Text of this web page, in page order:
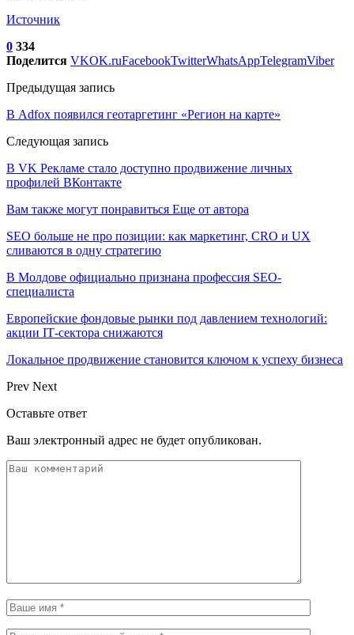
Источник
0 334
Поделится VKOK.ruFacebookTwitterWhatsAppTelegramViber
Предыдущая запись
В Adfox появился геотаргетинг «Регион на карте»
Следующая запись
В VK Рекламе стало доступно продвижение личных
профилей ВКонтакте
Вам также могут понравиться Еще от автора
SEO больше не про позиции: как маркетинг, CRO и UX
сливаются в одну стратегию
В Молдове официально признана профессия SEO-
специалиста
Европейские фондовые рынки под давлением технологий:
акции IT‑сектора снижаются
Локальное продвижение становится ключом к успеху бизнеса
Prev Next
Оставьте ответ
Ваш электронный адрес не будет опубликован.